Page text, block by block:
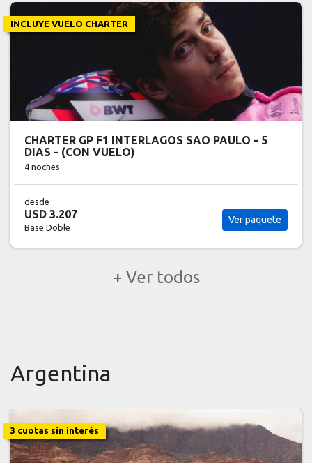
GP F1 ESPAÑA - 4 DIAS
3 noches
USD 1.605
Base Doble
Ver paquete
+ Ver todos
Argentina
3 cuotas sin interés